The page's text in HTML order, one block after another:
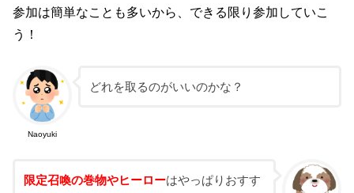
参加は簡単なことも多いから、できる限り参加していこ
う！
Naoyuki
どれを取るのがいいのかな？
限定召喚の巻物やヒーローはやっぱりおすす